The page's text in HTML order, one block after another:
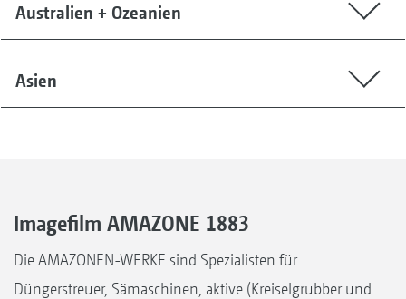
Australien + Ozeanien
Asien
Imagefilm AMAZONE 1883
Die AMAZONEN-WERKE sind Spezialisten für
Düngerstreuer, Sämaschinen, aktive (Kreiselgrubber und